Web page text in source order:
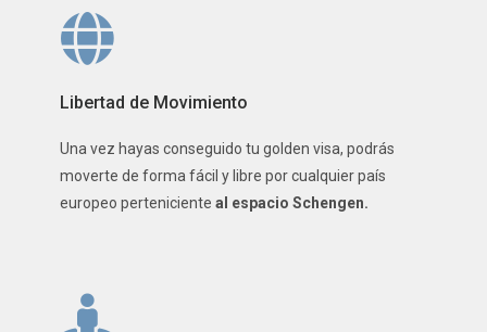
Libertad de Movimiento
Una vez hayas conseguido tu golden visa, podrás
moverte de forma fácil y libre por cualquier país
europeo perteniciente al espacio Schengen.